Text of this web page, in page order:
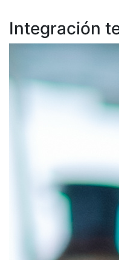
Integración